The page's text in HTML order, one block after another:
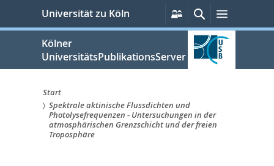
springen
Universität zu Köln
Persönliche
Services
SucheMenü
Kölner
UniversitätsPublikationsServer
Sie
sind
Start
Spektrale aktinische Flussdichten und
Photolysefrequenzen - Untersuchungen in der
atmosphärischen Grenzschicht und der freien
Troposphäre